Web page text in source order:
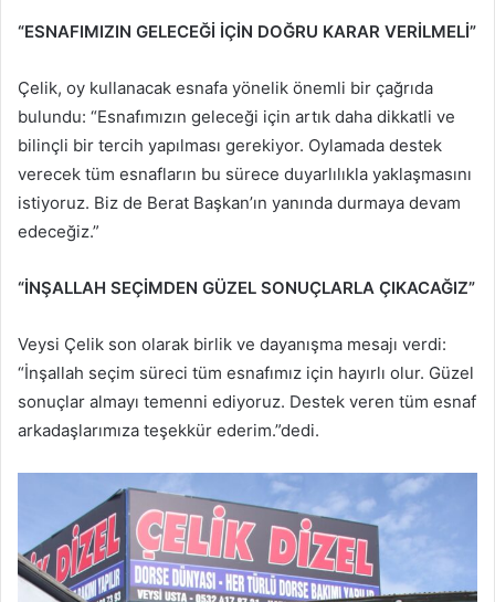
“ESNAFIMIZIN GELECEĞİ İÇİN DOĞRU KARAR VERİLMELİ”
Çelik, oy kullanacak esnafa yönelik önemli bir çağrıda
bulundu: “Esnafımızın geleceği için artık daha dikkatli ve
bilinçli bir tercih yapılması gerekiyor. Oylamada destek
verecek tüm esnafların bu sürece duyarlılıkla yaklaşmasını
istiyoruz. Biz de Berat Başkan’ın yanında durmaya devam
edeceğiz.”
“İNŞALLAH SEÇİMDEN GÜZEL SONUÇLARLA ÇIKACAĞIZ”
Veysi Çelik son olarak birlik ve dayanışma mesajı verdi:
“İnşallah seçim süreci tüm esnafımız için hayırlı olur. Güzel
sonuçlar almayı temenni ediyoruz. Destek veren tüm esnaf
arkadaşlarımıza teşekkür ederim.”dedi.